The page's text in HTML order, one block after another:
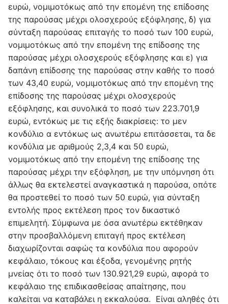
ευρώ, νομιμοτόκως από την επομένη της επίδοσης
της παρούσας μέχρι ολοσχερούς εξόφλησης, δ) για
σύνταξη παρούσας επιταγής το ποσό των 100 ευρώ,
νομιμοτόκως από την επομένη της επίδοσης της
παρούσας μέχρι ολοσχερούς εξόφλησης και ε) για
δαπάνη επίδοσης της παρούσας στην καθής το ποσό
των 43,40 ευρώ, νομιμοτόκως από την επομένη της
επίδοσης της παρούσας μέχρι ολοσχερούς
εξόφλησης, και συνολικά το ποσό των 223.701,9
ευρώ, εντόκως με τις εξής διακρίσεις: το μεν
κονδύλιο α εντόκως ως ανωτέρω επιτάσσεται, τα δε
κονδύλια με αριθμούς 2,3,4 και 50 ευρώ,
νομιμοτόκως από την επομένη της επίδοσης της
παρούσας μέχρι την εξόφληση, με την υπόμνηση ότι
άλλως θα εκτελεστεί αναγκαστικά η παρούσα, οπότε
θα προστεθεί το ποσό των 50 ευρώ, για σύνταξη
εντολής προς εκτέλεση προς τον δικαστικό
επιμελητή. Σύμφωνα με όσα ανωτέρω εκτέθηκαν
στην προσβαλλόμενη επιταγή προς εκτέλεση
διαχωρίζονται σαφώς τα κονδύλια που αφορούν
κεφάλαιο, τόκους και έξοδα, γενομένης ρητής
μνείας ότι το ποσό των 130.921,29 ευρώ, αφορά το
κεφάλαιο της επιδικασθείσας απαίτησης, που
καλείται να καταβάλει η εκκαλούσα. Είναι αληθές ότι